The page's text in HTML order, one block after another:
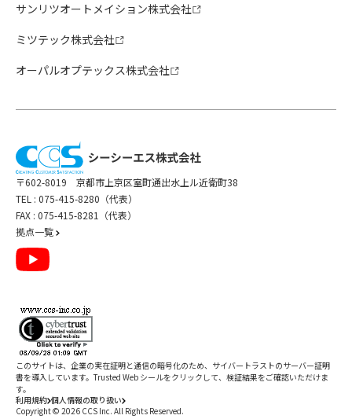
サンリツオートメイション株式会社
ミツテック株式会社
オーパルオプテックス株式会社
〒602-8019 京都市上京区室町通出水上ル近衛町38
TEL : 075-415-8280（代表）
FAX : 075-415-8281（代表）
拠点一覧
利用規約 個人情報の取り扱い
Copyright © 2026 CCS Inc. All Rights Reserved.
このサイトは、企業の実在証明と通信の暗号化のため、サイバートラストのサーバー証明
書を導入しています。Trusted Web シールをクリックして、検証結果をご確認いただけま
す。